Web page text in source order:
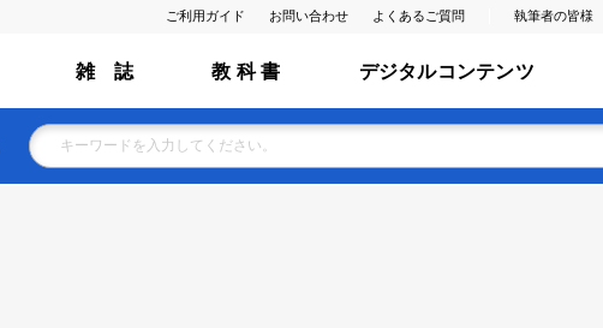
ご利用ガイド お問い合わせ よくあるご質問 執筆者の皆様
雑 誌 教 科 書 デジタルコンテンツ